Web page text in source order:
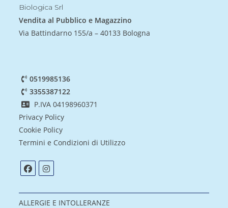
Biologica Srl
Vendita al Pubblico e Magazzino
Via Battindarno 155/a – 40133 Bologna
0519985136
3355387122
P.IVA 04198960371
Privacy Policy
Cookie Policy
Termini e Condizioni di Utilizzo
ALLERGIE E INTOLLERANZE